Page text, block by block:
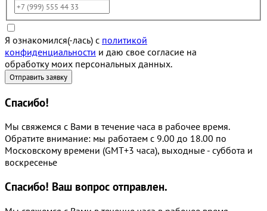
Я ознакомился(-лась) с политикой
конфиденциальности и даю свое согласие на
обработку моих персональных данных.
Спасибо!
Мы свяжемся с Вами в течение часа в рабочее время.
Обратите внимание: мы работаем с 9.00 до 18.00 по
Московскому времени (GMT+3 часа), выходные - суббота и
воскресенье
Спасибо! Ваш вопрос отправлен.